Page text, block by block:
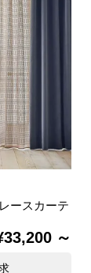
ックリン
ースカーテ
33,200